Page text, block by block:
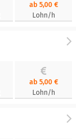
ab 5,00 €
Lohn/h
ab 5,00 €
Lohn/h